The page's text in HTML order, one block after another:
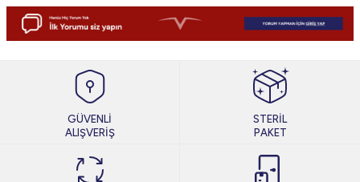
GÜVENLİ
ALIŞVERİŞ
STERİL
PAKET